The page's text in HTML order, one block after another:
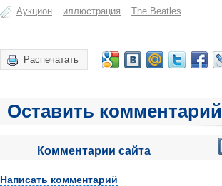
Аукцион иллюстрация The Beatles
Распечатать
Оставить комментарий
Комментарии сайта
Написать комментарий